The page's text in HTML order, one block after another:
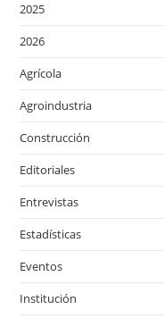
2025
2026
Agrícola
Agroindustria
Construcción
Editoriales
Entrevistas
Estadísticas
Eventos
Institución